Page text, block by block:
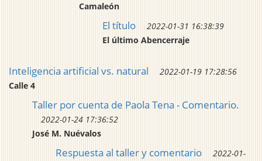
Camaleón
El título
2022-01-31 16:38:39
El último Abencerraje
Inteligencia artificial vs. natural
2022-01-19 17:28:56
Calle 4
Taller por cuenta de Paola Tena - Comentario.
2022-01-24 17:36:52
José M. Nuévalos
Respuesta al taller y comentario
2022-01-